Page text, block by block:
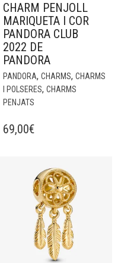
CHARM PENJOLL
MARIQUETA I COR
PANDORA CLUB
2022 DE
PANDORA
PANDORA, CHARMS, CHARMS
I POLSERES, CHARMS
PENJATS
69,00€